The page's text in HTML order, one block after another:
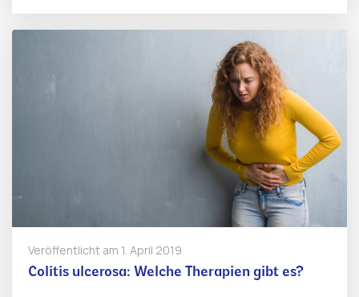
Veröffentlicht am 1. April 2019
Colitis ulcerosa: Welche Therapien gibt es?